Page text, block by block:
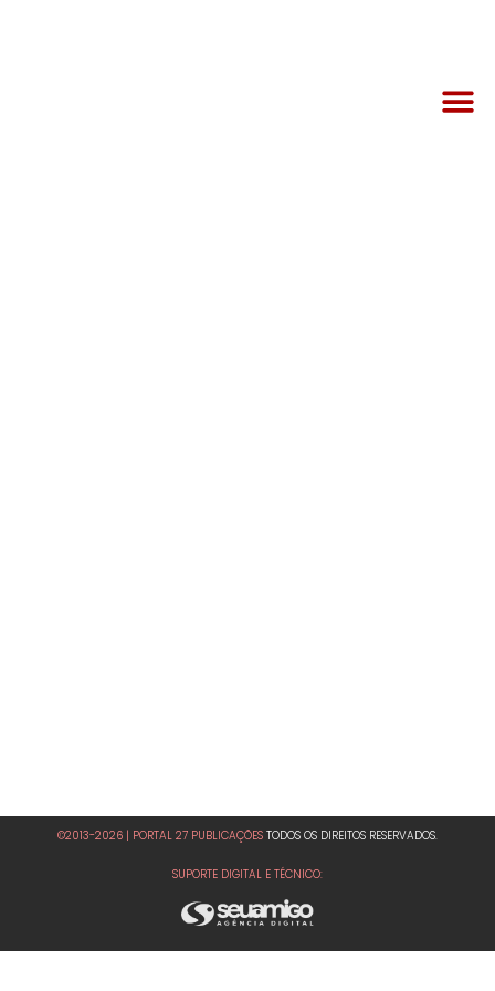
©2013-2026 | PORTAL 27 PUBLICAÇÕES TODOS OS DIREITOS RESERVADOS.
SUPORTE DIGITAL E TÉCNICO: